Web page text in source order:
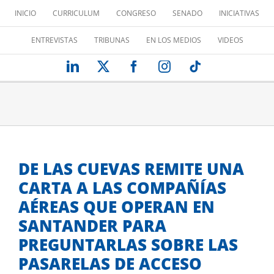
contenido
INICIO CURRICULUM CONGRESO SENADO INICIATIVAS
ENTREVISTAS TRIBUNAS EN LOS MEDIOS VIDEOS
LinkedIn FacebookInstagram
DE LAS CUEVAS REMITE UNA
CARTA A LAS COMPAÑÍAS
AÉREAS QUE OPERAN EN
SANTANDER PARA
PREGUNTARLAS SOBRE LAS
PASARELAS DE ACCESO